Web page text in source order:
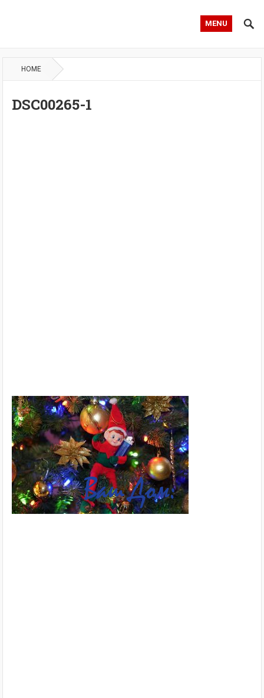
MENU
HOME
DSC00265-1